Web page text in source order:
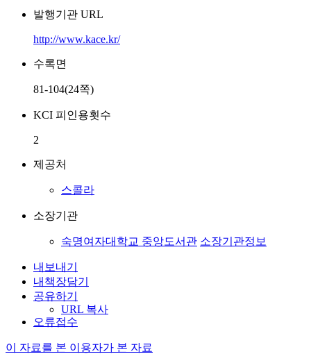
발행기관 URL
http://www.kace.kr/
수록면
81-104(24쪽)
KCI 피인용횟수
2
제공처
스콜라
소장기관
숙명여자대학교 중앙도서관 소장기관정보
내보내기
내책장담기
공유하기
URL 복사
오류접수
이 자료를 본 이용자가 본 자료